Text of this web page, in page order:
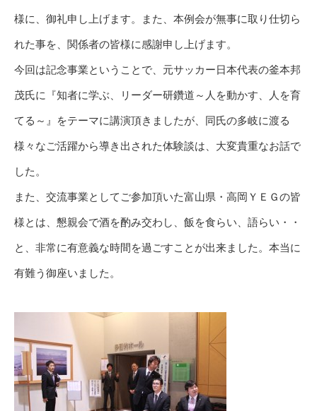
様に、御礼申し上げます。また、本例会が無事に取り仕切ら
れた事を、関係者の皆様に感謝申し上げます。
今回は記念事業ということで、元サッカー日本代表の釜本邦
茂氏に『知者に学ぶ、リーダー研鑽道～人を動かす、人を育
てる～』をテーマに講演頂きましたが、同氏の多岐に渡る
様々なご活躍から導き出された体験談は、大変貴重なお話で
した。
また、交流事業としてご参加頂いた富山県・高岡ＹＥＧの皆
様とは、懇親会で酒を酌み交わし、飯を食らい、語らい・・
と、非常に有意義な時間を過ごすことが出来ました。本当に
有難う御座いました。